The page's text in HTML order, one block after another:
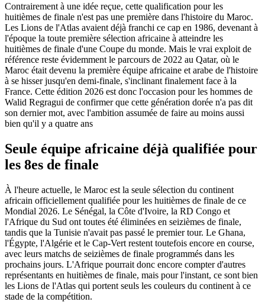
Contrairement à une idée reçue, cette qualification pour les
huitièmes de finale n'est pas une première dans l'histoire du Maroc.
Les Lions de l'Atlas avaient déjà franchi ce cap en 1986, devenant à
l'époque la toute première sélection africaine à atteindre les
huitièmes de finale d'une Coupe du monde. Mais le vrai exploit de
référence reste évidemment le parcours de 2022 au Qatar, où le
Maroc était devenu la première équipe africaine et arabe de l'histoire
à se hisser jusqu'en demi-finale, s'inclinant finalement face à la
France. Cette édition 2026 est donc l'occasion pour les hommes de
Walid Regragui de confirmer que cette génération dorée n'a pas dit
son dernier mot, avec l'ambition assumée de faire au moins aussi
bien qu'il y a quatre ans
Seule équipe africaine déjà qualifiée pour
les 8es de finale
À l'heure actuelle, le Maroc est la seule sélection du continent
africain officiellement qualifiée pour les huitièmes de finale de ce
Mondial 2026. Le Sénégal, la Côte d'Ivoire, la RD Congo et
l'Afrique du Sud ont toutes été éliminées en seizièmes de finale,
tandis que la Tunisie n'avait pas passé le premier tour. Le Ghana,
l'Égypte, l'Algérie et le Cap-Vert restent toutefois encore en course,
avec leurs matchs de seizièmes de finale programmés dans les
prochains jours. L'Afrique pourrait donc encore compter d'autres
représentants en huitièmes de finale, mais pour l'instant, ce sont bien
les Lions de l'Atlas qui portent seuls les couleurs du continent à ce
stade de la compétition.